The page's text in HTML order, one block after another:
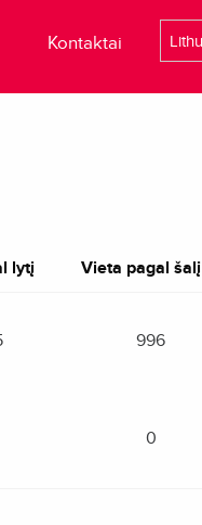
Kontaktai
lytį Vieta pagal šalį
996
0